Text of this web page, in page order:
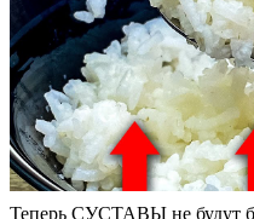
Теперь СУСТАВЫ не будут